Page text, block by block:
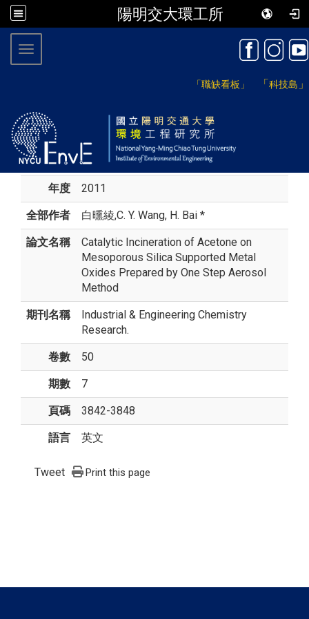
陽明交大環工所
「職缺看板」 「科技島 」
Toggle navigation
年度 2011
全部作者 白曛綾,C. Y. Wang, H. Bai *
論文名稱
Catalytic Incineration of Acetone on
Mesoporous Silica Supported Metal
Oxides Prepared by One Step Aerosol
Method
期刊名稱
Industrial & Engineering Chemistry
Research.
卷數 50
期數 7
頁碼 3842-3848
語言 英文
Tweet Print this page